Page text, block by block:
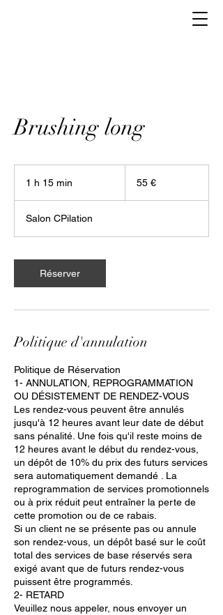
Brushing long
1 h 15 min
m
i
55 €
Salon CPilation
Réserver
Politique d'annulation
Politique de Réservation
1- ANNULATION, REPROGRAMMATION
OU DÉSISTEMENT DE RENDEZ-VOUS
Les rendez-vous peuvent être annulés
jusqu'à 12 heures avant leur date de début
sans pénalité. Une fois qu'il reste moins de
12 heures avant le début du rendez-vous,
un dépôt de 10% du prix des futurs services
sera automatiquement demandé . La
reprogrammation de services promotionnels
ou à prix réduit peut entraîner la perte de
cette promotion ou de ce rabais.
Si un client ne se présente pas ou annule
son rendez-vous, un dépôt basé sur le coût
total des services de base réservés sera
exigé avant que de futurs rendez-vous
puissent être programmés.
2- RETARD
Veuillez nous appeler, nous envoyer un